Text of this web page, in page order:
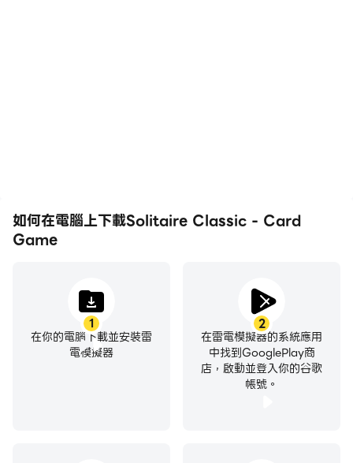
當您陷入經典單人紙牌克朗代克遊戲時，請使用提示。當您
認為自己犯了錯誤時，點擊撤消。成為真正的紙牌專家！
如何在電腦上下載Solitaire Classic - Card
Game
1
在你的電腦下載並安裝雷
電模擬器
2
在雷電模擬器的系統應用
中找到GooglePlay商
店，啟動並登入你的谷歌
帳號。